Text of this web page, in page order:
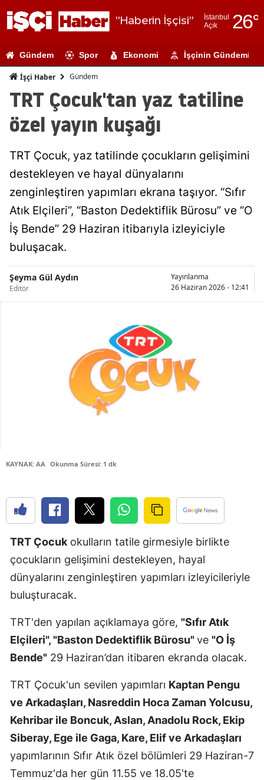
"Haberin İşçisi"
İstanbul
Açık
26°
Adıyaman
Ağrı
Ankara
Artvin
Aydın
Denizli
Diyarbakır
Edirne
Erzurum
Eskişehir
Gaziantep
Giresun
Gümüşhane
Hakkari
Hatay
Gündem Spor Ekonomi İşçinin Gündemi
İşçi Haber Gündem
TRT Çocuk'tan yaz tatiline
özel yayın kuşağı
TRT Çocuk, yaz tatilinde çocukların gelişimini
destekleyen ve hayal dünyalarını
zenginleştiren yapımları ekrana taşıyor. “Sıfır
Atık Elçileri”, “Baston Dedektiflik Bürosu” ve “O
İş Bende” 29 Haziran itibarıyla izleyiciyle
buluşacak.
Şeyma Gül Aydın
Editör
Yayınlanma
26 Haziran 2026 - 12:41
KAYNAK: AA Okunma Süresi: 1 dk
TRT Çocuk okulların tatile girmesiyle birlikte
çocukların gelişimini destekleyen, hayal
dünyalarını zenginleştiren yapımları izleyicileriyle
buluşturacak.
TRT'den yapılan açıklamaya göre, "Sıfır Atık
Elçileri", "Baston Dedektiflik Bürosu"ve "O İş
Bende" 29 Haziran’dan itibaren ekranda olacak.
TRT Çocuk'un sevilen yapımları Kaptan Pengu
ve Arkadaşları, Nasreddin Hoca Zaman Yolcusu,
Kehribar ile Boncuk, Aslan, Anadolu Rock, Ekip
Siberay, Ege ile Gaga, Kare, Elif ve Arkadaşları
yapımlarının Sıfır Atık özel bölümleri 29 Haziran-7
Temmuz'da her gün 11.55 ve 18.05'te